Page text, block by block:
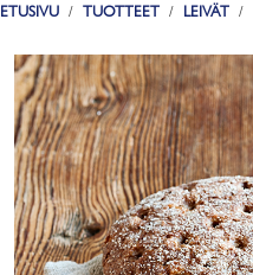
ETUSIVU TUOTTEET LEIVÄT